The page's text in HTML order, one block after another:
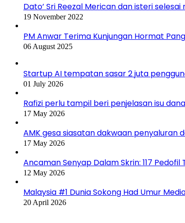
Dato’ Sri Reezal Merican dan isteri selesai
19 November 2022
PM Anwar Terima Kunjungan Hormat
06 August 2025
Startup AI tempatan sasar 2 juta
01 July 2026
Rafizi perlu tampil beri penjelasan isu
17 May 2026
AMK gesa siasatan dakwaan penyaluran
17 May 2026
Ancaman Senyap Dalam Skrin: 117
12 May 2026
Malaysia #1 Dunia Sokong Had Umur
20 April 2026